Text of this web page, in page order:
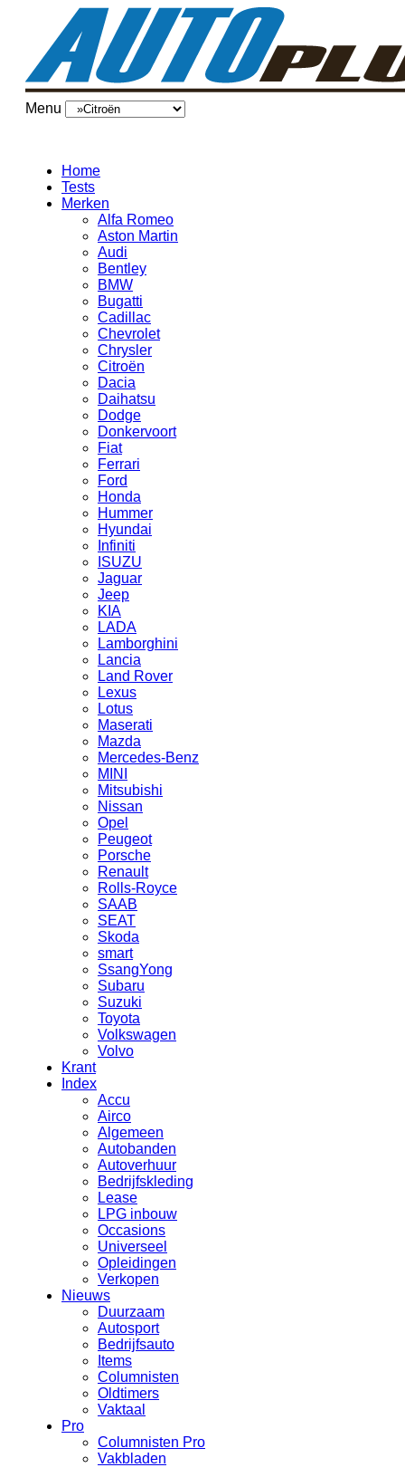
Menu
Home
Tests
Merken
Alfa Romeo
Aston Martin
Audi
Bentley
BMW
Bugatti
Cadillac
Chevrolet
Chrysler
Citroën
Dacia
Daihatsu
Dodge
Donkervoort
Fiat
Ferrari
Ford
Honda
Hummer
Hyundai
Infiniti
ISUZU
Jaguar
Jeep
KIA
LADA
Lamborghini
Lancia
Land Rover
Lexus
Lotus
Maserati
Mazda
Mercedes-Benz
MINI
Mitsubishi
Nissan
Opel
Peugeot
Porsche
Renault
Rolls-Royce
SAAB
SEAT
Skoda
smart
SsangYong
Subaru
Suzuki
Toyota
Volkswagen
Volvo
Krant
Index
Accu
Airco
Algemeen
Autobanden
Autoverhuur
Bedrijfskleding
Lease
LPG inbouw
Occasions
Universeel
Opleidingen
Verkopen
Nieuws
Duurzaam
Autosport
Bedrijfsauto
Items
Columnisten
Oldtimers
Vaktaal
Pro
Columnisten Pro
Vakbladen